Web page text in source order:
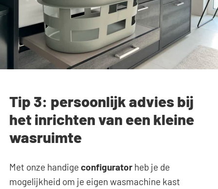
Tip 3: persoonlijk advies bij
het inrichten van een kleine
wasruimte
Met onze handigeconfigurator heb je de
mogelijkheid om je eigen wasmachine kast